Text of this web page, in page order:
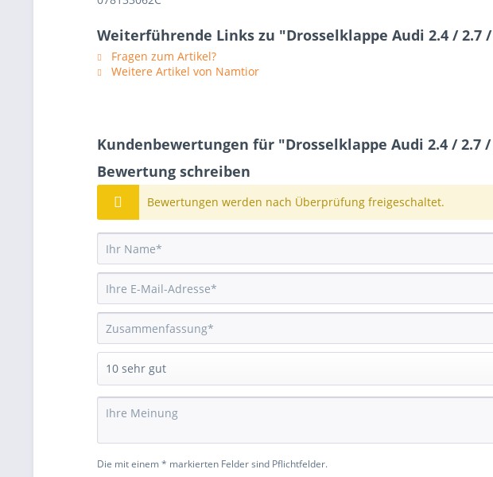
Weiterführende Links zu "Drosselklappe Audi 2.4 / 2.7 /
Fragen zum Artikel?
Weitere Artikel von Namtior
Kundenbewertungen für "Drosselklappe Audi 2.4 / 2.7 /
Bewertung schreiben
Bewertungen werden nach Überprüfung freigeschaltet.
Die mit einem * markierten Felder sind Pflichtfelder.